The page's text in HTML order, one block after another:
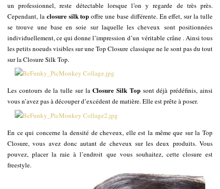
un professionnel, reste détectable lorsque l’on y regarde de très près.
Cependant, la closure silk top offre une base différente. En effet, sur la tulle
se trouve une base en soie sur laquelle les cheveux sont positionnées
individuellement, ce qui donne l’impression d’un véritable crâne . Ainsi tous
les petits noeuds visibles sur une Top Closure classique ne le sont pas du tout
sur la Closure Silk Top.
Les contours de la tulle sur laClosure Silk Topsont déjà prédéfinis, ainsi
vous n’avez pas à découper d’excédent de matière. Elle est prête à poser.
En ce qui concerne la densité de cheveux, elle est la même que sur la Top
Closure, vous avez donc autant de cheveux sur les deux produits. Vous
pouvez, placer la raie à l’endroit que vous souhaitez, cette closure est
freestyle.